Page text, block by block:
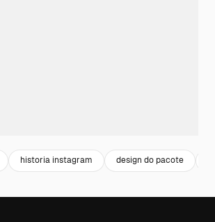
historia instagram design do pacote